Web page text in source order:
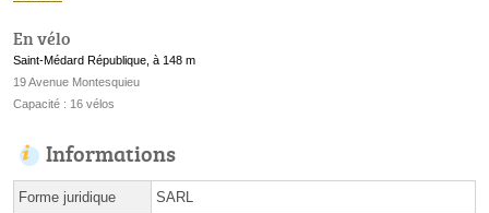
En vélo
Saint-Médard République, à 148 m
19 Avenue Montesquieu
Capacité : 16 vélos
Informations
Forme juridique SARL